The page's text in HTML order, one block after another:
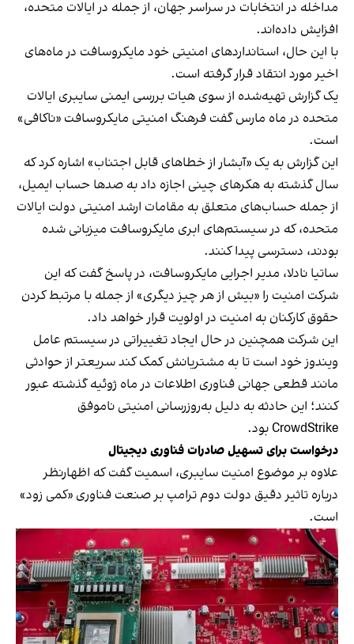
مداخله در انتخابات در سراسر جهان، از جمله در ایالات متحده،
افزایش داده‌اند.
با این حال، استانداردهای امنیتی خود مایکروسافت در ماه‌های
اخیر مورد انتقاد قرار گرفته است.
یک گزارش تهیه‌شده از سوی هیات بررسی ایمنی سایبری ایالات
متحده در ماه مارس گفت فرهنگ امنیتی مایکروسافت «ناکافی»
است.
این گزارش به یک «آبشار از خطاهای قابل اجتناب» اشاره کرد که
سال گذشته به هکرهای چینی اجازه داد به صدها حساب ایمیل،
از جمله حساب‌های متعلق به مقامات ارشد امنیتی دولت ایالات
متحده، که در سیستم‌های ابری مایکروسافت میزبانی شده
بودند، دسترسی پیدا کنند.
ساتیا نادلا، مدیر اجرایی مایکروسافت، در پاسخ گفت که این
شرکت امنیت را «بیش از هر چیز دیگری» از جمله با مرتبط کردن
حقوق کارکنان به امنیت در اولویت قرار خواهد داد.
این شرکت همچنین در حال ایجاد تغییراتی در سیستم عامل
ویندوز خود است تا به مشتریانش کمک کند سریعتر از حوادثی
مانند قطعی جهانی فناوری اطلاعات در ماه ژوئیه گذشته عبور
کنند؛ این حادثه به دلیل به‌روزرسانی امنیتی ناموفق
CrowdStrike بود.
درخواست برای تسهیل صادرات فناوری دیجیتال
علاوه بر موضوع امنیت سایبری، اسمیت گفت که اظهارنظر
درباره تاثیر دقیق دولت دوم ترامپ بر صنعت فناوری «کمی زود»
است.